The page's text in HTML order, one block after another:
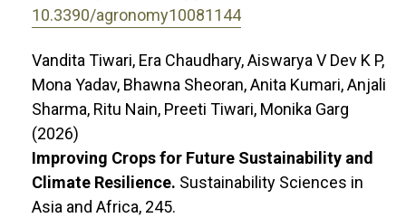
10.3390/agronomy10081144
Vandita Tiwari, Era Chaudhary, Aiswarya V Dev K P,
Mona Yadav, Bhawna Sheoran, Anita Kumari, Anjali
Sharma, Ritu Nain, Preeti Tiwari, Monika Garg
(2026)
Improving Crops for Future Sustainability and
Climate Resilience. Sustainability Sciences in
Asia and Africa, 245.